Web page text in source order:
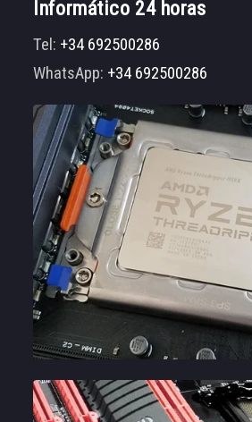
Informático 24 horas
Tel: +34 692500286
WhatsApp: +34 692500286